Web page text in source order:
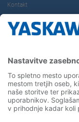
Kontakt
Kariera
Sledite nam...